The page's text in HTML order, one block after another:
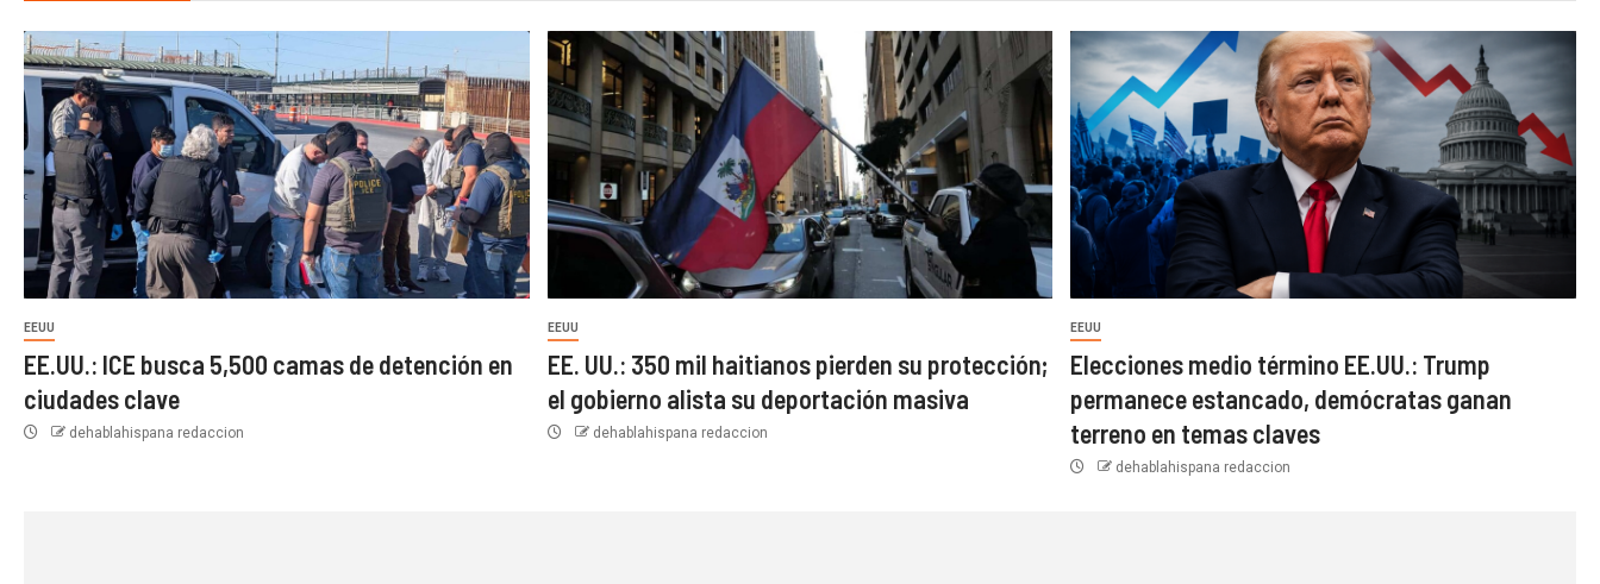
EEUU
EE.UU.: ICE busca 5,500 camas de detención en
ciudades clave
dehablahispana redaccion
EEUU
EE. UU.: 350 mil haitianos pierden su protección;
el gobierno alista su deportación masiva
dehablahispana redaccion
EEUU
Elecciones medio término EE.UU.: Trump
permanece estancado, demócratas ganan
terreno en temas claves
dehablahispana redaccion